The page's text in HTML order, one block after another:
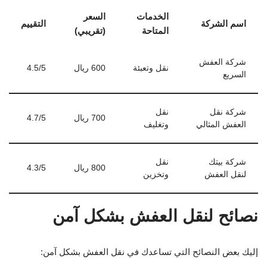
اسم الشركة
الخدمات
المتاحة
السعر
(تقريبي)
التقييم
شركة العفش
السريع
نقل وتعبئة 600 ريال 4.5/5
شركة نقل
العفش المثالي
نقل
وتغليف
700 ريال 4.7/5
شركة بيتك
لنقل العفش
نقل
وتخزين
800 ريال 4.3/5
نصائح لنقل العفش بشكل آمن
إليك بعض النصائح التي تساعدك في نقل العفش بشكل آمن: